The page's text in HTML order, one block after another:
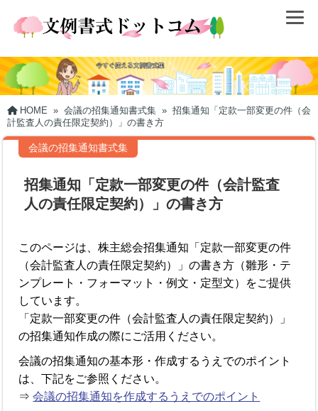
HOME » 会議の招集通知書式集 » 招集通知「定款一部変更の件（会
計監査人の責任限定契約）」の書き方
会議の招集通知書式集
招集通知「定款一部変更の件（会計監査
人の責任限定契約）」の書き方
このページは、株主総会招集通知「定款一部変更の件
（会計監査人の責任限定契約）」の書き方（雛形・テ
ンプレート・フォーマット・例文・定型文）をご提供
しています。
「定款一部変更の件（会計監査人の責任限定契約）」
の招集通知作成の際にご活用ください。
会議の招集通知の基本形・作成するうえでのポイント
は、下記をご参照ください。
⇒会議の招集通知を作成するうえでのポイント